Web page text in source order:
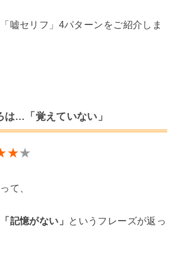
嘘セリフ」4パターンをご紹介しま
…「覚えていない」
★
て、
記憶がない」
というフレーズが返っ